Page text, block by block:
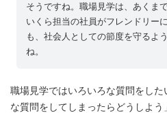
そうですね。職場見学は、あくま
いくら担当の社員がフレンドリー
も、社会人としての節度を守るよ
ね。
職場見学ではいろいろな質問をし
な質問をしてしまったらどうしよ